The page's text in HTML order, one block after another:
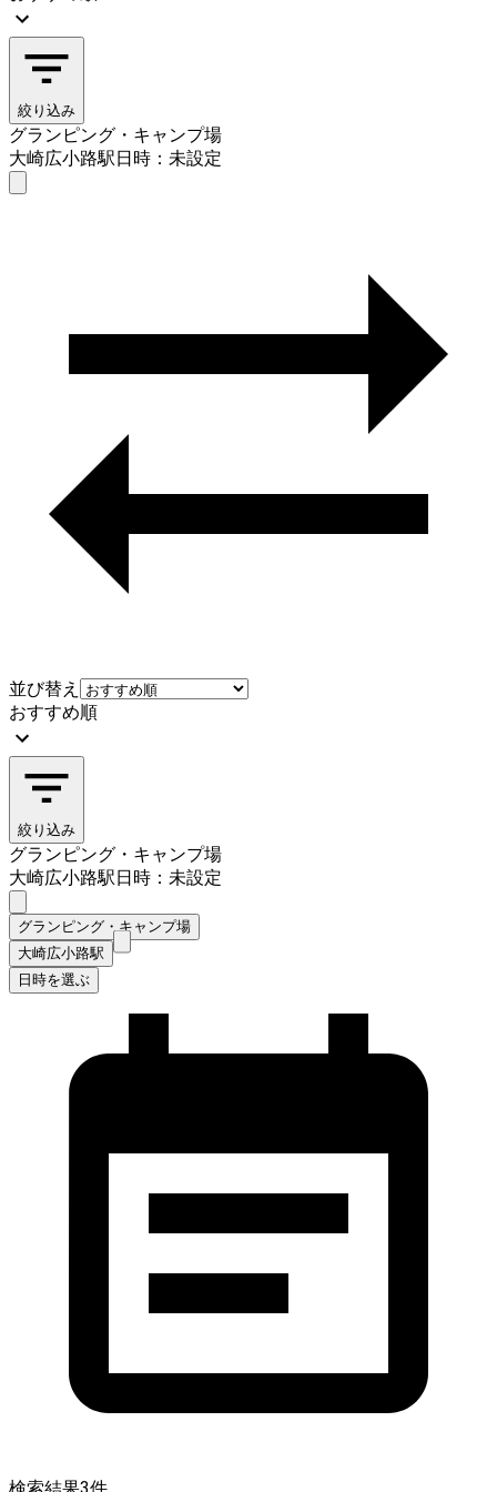
絞り込み
グランピング・キャンプ場
大崎広小路駅日時：未設定
並び替え
おすすめ順
絞り込み
グランピング・キャンプ場
大崎広小路駅日時：未設定
グランピング・キャンプ場
大崎広小路駅
日時を選ぶ